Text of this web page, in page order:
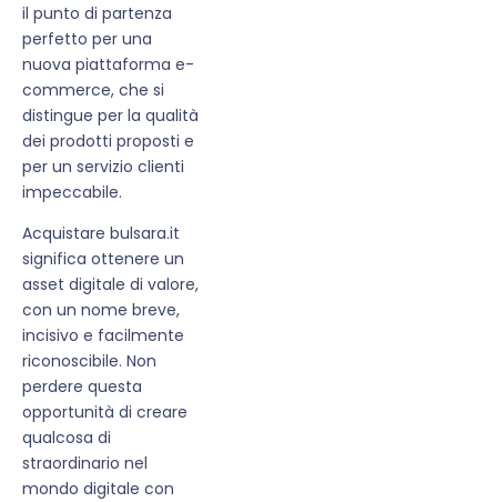
il punto di partenza
perfetto per una
nuova piattaforma e-
commerce, che si
distingue per la qualità
dei prodotti proposti e
per un servizio clienti
impeccabile.
Acquistare bulsara.it
significa ottenere un
asset digitale di valore,
con un nome breve,
incisivo e facilmente
riconoscibile. Non
perdere questa
opportunità di creare
qualcosa di
straordinario nel
mondo digitale con